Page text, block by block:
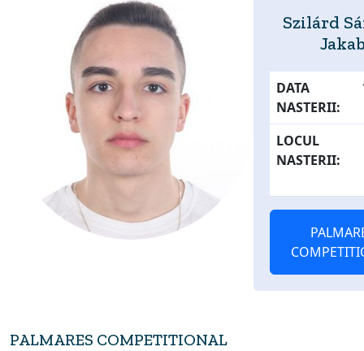
Szilárd
DATA
NASTERII:
LOCUL
NASTERII:
PALMARES COMPETITIONAL